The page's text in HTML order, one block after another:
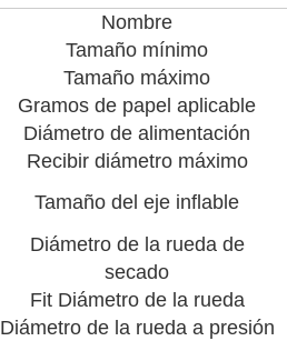
Nombre
Tamaño mínimo
Tamaño máximo
Gramos de papel aplicable
Diámetro de alimentación
Recibir diámetro máximo
Tamaño del eje inflable
Diámetro de la rueda de
secado
Fit Diámetro de la rueda
Diámetro de la rueda a presión